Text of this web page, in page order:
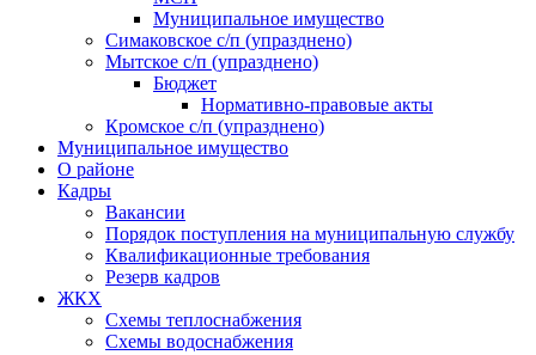
Муниципальное имущество
Симаковское с/п (упразднено)
Мытское с/п (упразднено)
Бюджет
Нормативно-правовые акты
Кромское с/п (упразднено)
Муниципальное имущество
О районе
Кадры
Вакансии
Порядок поступления на муниципальную службу
Квалификационные требования
Резерв кадров
ЖКХ
Схемы теплоснабжения
Схемы водоснабжения